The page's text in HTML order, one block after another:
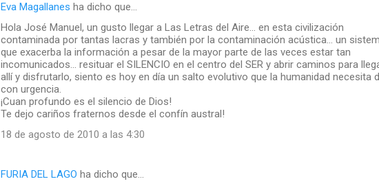
Eva Magallanes ha dicho que…
Hola José Manuel, un gusto llegar a Las Letras del Aire... en esta civilización
contaminada por tantas lacras y también por la contaminación acústica... un
que exacerba la información a pesar de la mayor parte de las veces estar tan
incomunicados... resituar el SILENCIO en el centro del SER y abrir caminos para
allí y disfrutarlo, siento es hoy en día un salto evolutivo que la humanidad necesita
con urgencia.
¡Cuan profundo es el silencio de Dios!
Te dejo cariños fraternos desde el confín austral!
18 de agosto de 2010 a las 4:30
FURIA DEL LAGO ha dicho que…